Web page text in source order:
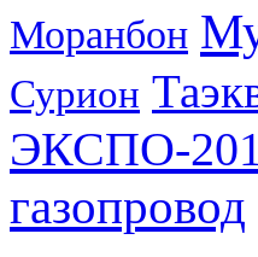
Моранбон
Сурион
ЭКСПО-
газопровод